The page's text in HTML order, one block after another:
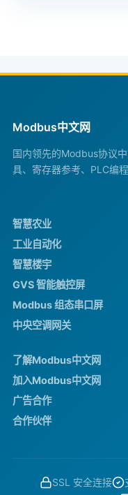
Modbus中文网
国内领先的Modbus协议
具、寄存器参考、PLC编
智慧农业
工业自动化
智慧楼宇
GVS 智能触控屏
Modbus 组态串口屏
中央空调网关
了解Modbus中文网
加入Modbus中文网
广告合作
合作伙伴
SSL 安全连接